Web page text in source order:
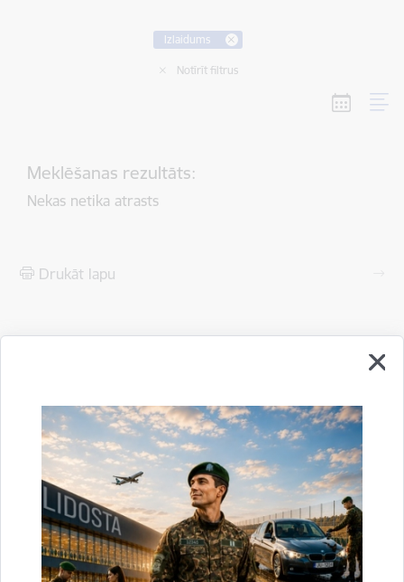
Izlaidums
Notīrīt filtrus
Meklēšanas rezultāts:
Nekas netika atrasts
Drukāt lapu